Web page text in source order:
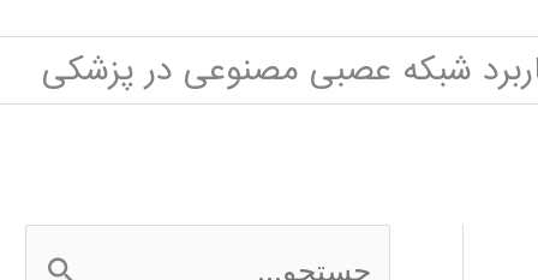
شبکه عصبی مصنوعی در پزشکی